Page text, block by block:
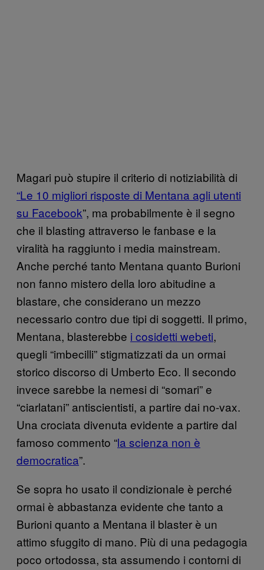
Magari può stupire il criterio di notiziabilità di
“Le 10 migliori risposte di Mentana agli utenti
su Facebook”, ma probabilmente è il segno
che il blasting attraverso le fanbase e la
viralità ha raggiunto i media mainstream.
Anche perché tanto Mentana quanto Burioni
non fanno mistero della loro abitudine a
blastare, che considerano un mezzo
necessario contro due tipi di soggetti. Il primo,
Mentana, blasterebbe i cosidetti webeti,
quegli “imbecilli” stigmatizzati da un ormai
storico discorso di Umberto Eco. Il secondo
invece sarebbe la nemesi di “somari” e
“ciarlatani” antiscientisti, a partire dai no-vax.
Una crociata divenuta evidente a partire dal
famoso commento “la scienza non è
democratica”.
Se sopra ho usato il condizionale è perché
ormai è abbastanza evidente che tanto a
Burioni quanto a Mentana il blaster è un
attimo sfuggito di mano. Più di una pedagogia
poco ortodossa, sta assumendo i contorni di